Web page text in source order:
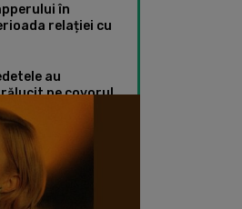
în
relației cu
au
pe covorul
de la Premiile
2024. Ce
speciale au
Taylor Swift și
Lipa
muncit mult. Acum este fericită și